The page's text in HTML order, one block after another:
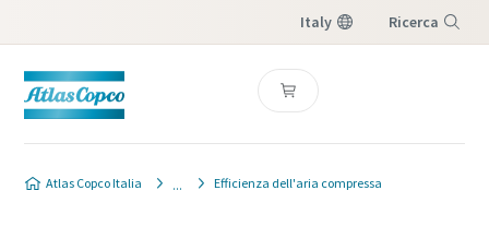
Italy Ricerca
Atlas Copco Italia Efficienza dell'aria compressa